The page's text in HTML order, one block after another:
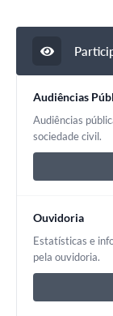
Audiências
Audiências
sociedade civil.
Ouvidoria
Estatísticas e
pela ouvidoria.